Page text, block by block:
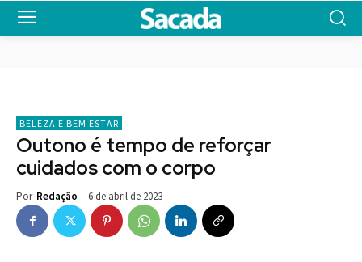
BELEZA E BEM ESTAR
Outono é tempo de reforçar
cuidados com o corpo
Por Redação 6 de abril de 2023